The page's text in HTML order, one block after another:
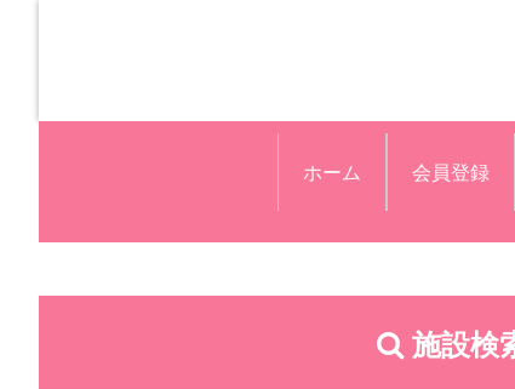
ホーム 会員登録
施設検